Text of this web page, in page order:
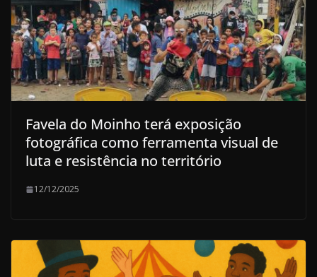
Favela do Moinho terá exposição
fotográfica como ferramenta visual de
luta e resistência no território
12/12/2025